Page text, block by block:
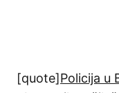
[quote]Policija u